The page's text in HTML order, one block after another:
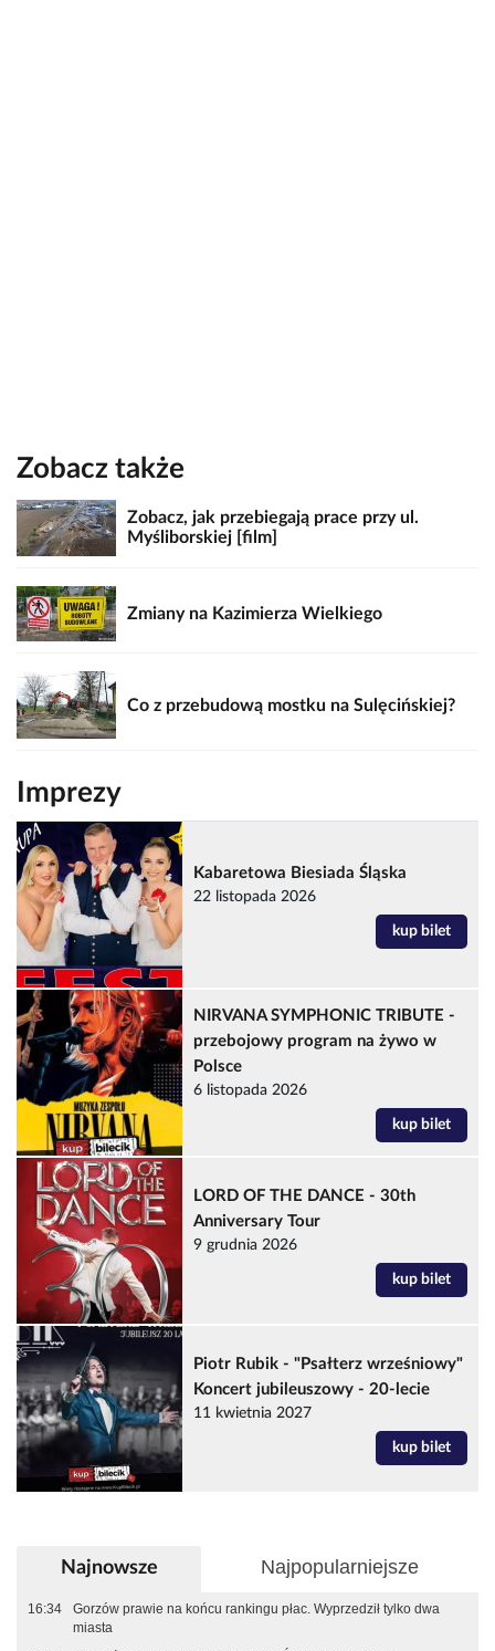
Zobacz także
Zobacz, jak przebiegają prace przy ul.
Myśliborskiej [film]
Zmiany na Kazimierza Wielkiego
Co z przebudową mostku na Sulęcińskiej?
Imprezy
Kabaretowa Biesiada Śląska
22 listopada 2026
kup bilet
NIRVANA SYMPHONIC TRIBUTE -
przebojowy program na żywo w
Polsce
6 listopada 2026
kup bilet
LORD OF THE DANCE - 30th
Anniversary Tour
9 grudnia 2026
kup bilet
Piotr Rubik - "Psałterz wrześniowy"
Koncert jubileuszowy - 20-lecie
11 kwietnia 2027
kup bilet
Najnowsze Najpopularniejsze
16:34
Gorzów prawie na końcu rankingu płac. Wyprzedził tylko dwa
miasta